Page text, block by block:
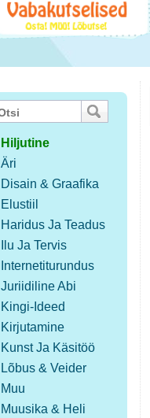
Hiljutine
Äri
Disain & Graafika
Elustiil
Haridus Ja Teadus
Ilu Ja Tervis
Internetiturundus
Juriidiline Abi
Kingi-Ideed
Kirjutamine
Kunst Ja Käsitöö
Lõbus & Veider
Muu
Muusika & Heli